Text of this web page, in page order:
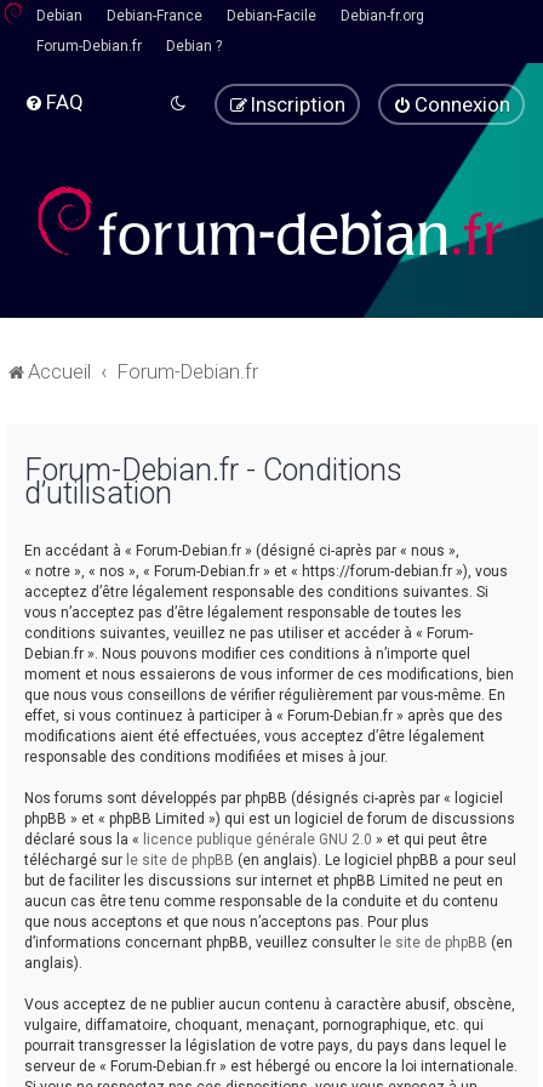
Debian Debian-France Debian-Facile
Debian-fr.org
Forum-Debian.fr
Debian ?
FAQ Connexion
Inscription
Accueil Forum-Debian.fr
Forum-Debian.fr - Conditions
d’utilisation
En accédant à « Forum-Debian.fr » (désigné ci-après par « nous »,
« notre », « nos », « Forum-Debian.fr » et « https://forum-debian.fr »), vous
acceptez d’être légalement responsable des conditions suivantes. Si
vous n’acceptez pas d’être légalement responsable de toutes les
conditions suivantes, veuillez ne pas utiliser et accéder à « Forum-
Debian.fr ». Nous pouvons modifier ces conditions à n’importe quel
moment et nous essaierons de vous informer de ces modifications, bien
que nous vous conseillons de vérifier régulièrement par vous-même. En
effet, si vous continuez à participer à « Forum-Debian.fr » après que des
modifications aient été effectuées, vous acceptez d’être légalement
responsable des conditions modifiées et mises à jour.
Nos forums sont développés par phpBB (désignés ci-après par « logiciel
phpBB » et « phpBB Limited ») qui est un logiciel de forum de discussions
déclaré sous la « licence publique générale GNU 2.0 » et qui peut être
téléchargé sur le site de phpBB (en anglais). Le logiciel phpBB a pour seul
but de faciliter les discussions sur internet et phpBB Limited ne peut en
aucun cas être tenu comme responsable de la conduite et du contenu
que nous acceptons et que nous n’acceptons pas. Pour plus
d’informations concernant phpBB, veuillez consulter le site de phpBB (en
anglais).
Vous acceptez de ne publier aucun contenu à caractère abusif, obscène,
vulgaire, diffamatoire, choquant, menaçant, pornographique, etc. qui
pourrait transgresser la législation de votre pays, du pays dans lequel le
serveur de « Forum-Debian.fr » est hébergé ou encore la loi internationale.